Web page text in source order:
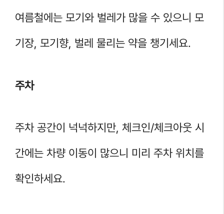
여름철에는 모기와 벌레가 많을 수 있으니 모
기장, 모기향, 벌레 물리는 약을 챙기세요.
주차
주차 공간이 넉넉하지만, 체크인/체크아웃 시
간에는 차량 이동이 많으니 미리 주차 위치를
확인하세요.